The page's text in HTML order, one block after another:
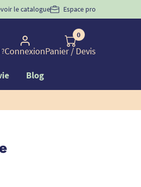
d'incontinence
le catalogue Espace pro
Connexion
0
Panier/ Devis
Blog